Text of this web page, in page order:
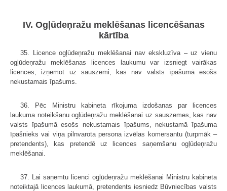
IV. Ogļūdeņražu meklēšanas licencēšanas
kārtība
35. Licence ogļūdeņražu meklēšanai nav ekskluzīva – uz vienu
ogļūdeņražu meklēšanas licences laukumu var izsniegt vairākas
licences, izņemot uz sauszemi, kas nav valsts īpašumā esošs
nekustamais īpašums.
36. Pēc Ministru kabineta rīkojuma izdošanas par licences
laukuma noteikšanu ogļūdeņražu meklēšanai uz sauszemes, kas nav
valsts īpašumā esošs nekustamais īpašums, nekustamā īpašuma
īpašnieks vai viņa pilnvarota persona izvēlas komersantu (turpmāk –
pretendents), kas pretendē uz licences saņemšanu ogļūdeņražu
meklēšanai.
37. Lai saņemtu licenci ogļūdeņražu meklēšanai Ministru kabineta
noteiktajā licences laukumā, pretendents iesniedz Būvniecības valsts